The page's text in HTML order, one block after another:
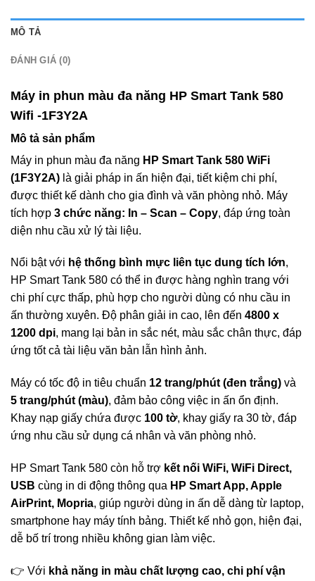
MÔ TẢ
ĐÁNH GIÁ (0)
Máy in phun màu đa năng HP Smart Tank 580
Wifi -1F3Y2A
Mô tả sản phẩm
Máy in phun màu đa năng HP Smart Tank 580 WiFi
(1F3Y2A) là giải pháp in ấn hiện đại, tiết kiệm chi phí,
được thiết kế dành cho gia đình và văn phòng nhỏ. Máy
tích hợp 3 chức năng: In – Scan – Copy, đáp ứng toàn
diện nhu cầu xử lý tài liệu.
Nổi bật với hệ thống bình mực liên tục dung tích lớn,
HP Smart Tank 580 có thể in được hàng nghìn trang với
chi phí cực thấp, phù hợp cho người dùng có nhu cầu in
ấn thường xuyên. Độ phân giải in cao, lên đến 4800 x
1200 dpi, mang lại bản in sắc nét, màu sắc chân thực, đáp
ứng tốt cả tài liệu văn bản lẫn hình ảnh.
Máy có tốc độ in tiêu chuẩn 12 trang/phút (đen trắng) và
5 trang/phút (màu), đảm bảo công việc in ấn ổn định.
Khay nạp giấy chứa được 100 tờ, khay giấy ra 30 tờ, đáp
ứng nhu cầu sử dụng cá nhân và văn phòng nhỏ.
HP Smart Tank 580 còn hỗ trợ kết nối WiFi, WiFi Direct,
USB cùng in di động thông qua HP Smart App, Apple
AirPrint, Mopria, giúp người dùng in ấn dễ dàng từ laptop,
smartphone hay máy tính bảng. Thiết kế nhỏ gọn, hiện đại,
dễ bố trí trong nhiều không gian làm việc.
👉 Với khả năng in màu chất lượng cao, chi phí vận